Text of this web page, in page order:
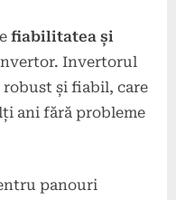
fiabilitatea și
Invertorul
și fiabil, care
ani fără probleme
panouri